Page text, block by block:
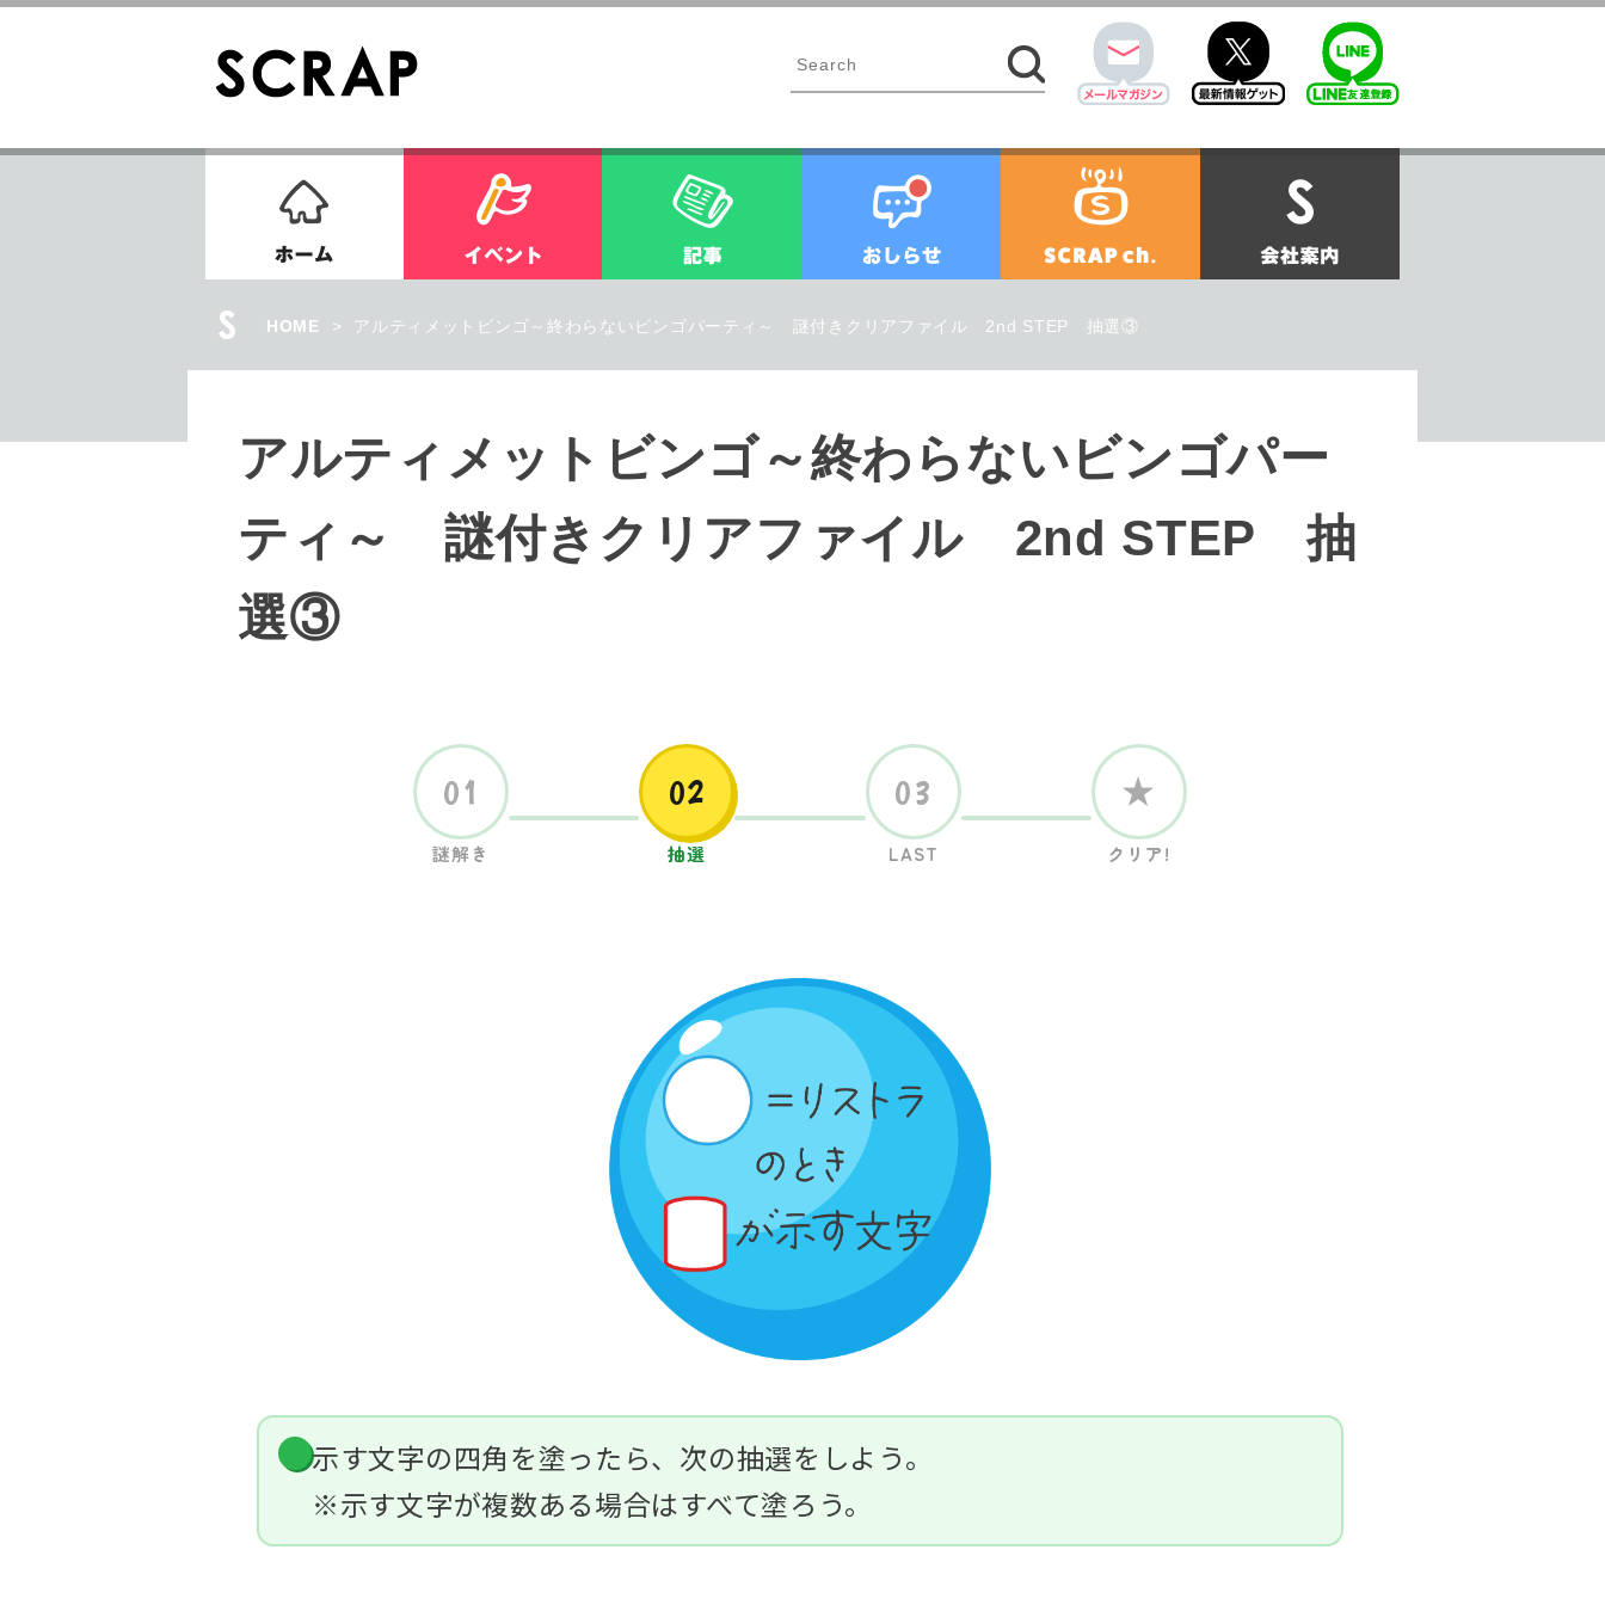
twitter
ホーム イベント 記事 お知らせ 会社案内
HOME > アルティメットビンゴ～終わらないビンゴパーティ～ 謎付きクリアファイル 2nd STEP 抽選③
アルティメットビンゴ～終わらないビンゴパー
ティ～ 謎付きクリアファイル 2nd STEP 抽
選③
01
謎解き
02
抽選
03
LAST
★
クリア!
示す文字の四角を塗ったら、次の抽選をしよう。
※示す文字が複数ある場合はすべて塗ろう。